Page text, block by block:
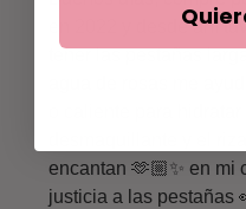
en 2022 y desde ahí
tener las pestañas
encantan 🫶🏼✨ en mi
justicia a las pestañas